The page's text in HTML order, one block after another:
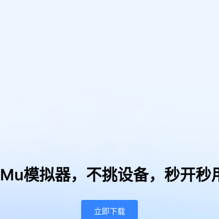
模拟器， 不挑设备，秒开秒
立即下载